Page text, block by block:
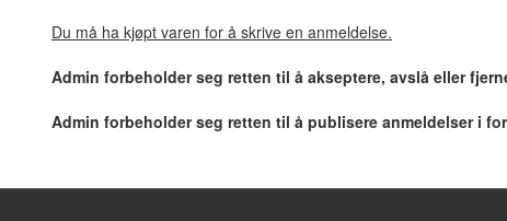
Du må ha kjøpt varen for å skrive en anmeldelse.
Admin forbeholder seg retten til å akseptere, avslå eller
Admin forbeholder seg retten til å publisere anmeldelser i